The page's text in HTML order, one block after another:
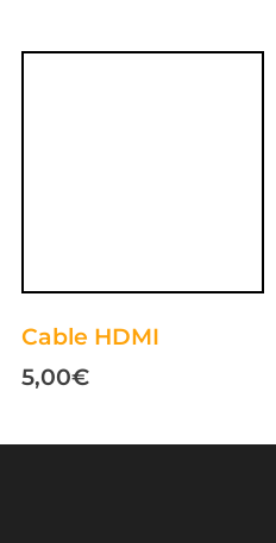
Cable HDMI
5,00€